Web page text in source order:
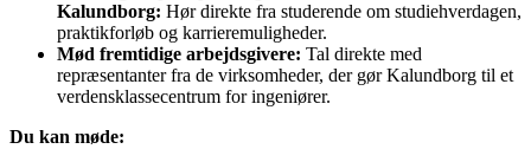
Kalundborg: Hør direkte fra studerende om studiehverdagen,
praktikforløb og karrieremuligheder.
Mød fremtidige arbejdsgivere: Tal direkte med
repræsentanter fra de virksomheder, der gør Kalundborg til et
verdensklassecentrum for ingeniører.
Du kan møde: